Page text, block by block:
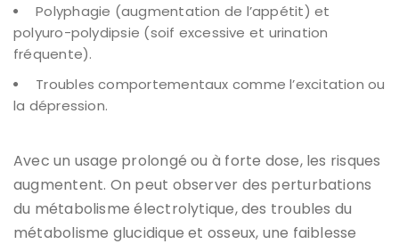
Polyphagie (augmentation de l’appétit) et
polyuro-polydipsie (soif excessive et urination
fréquente).
Troubles comportementaux comme l’excitation ou
la dépression.
Avec un usage prolongé ou à forte dose, les risques
augmentent. On peut observer des perturbations
du métabolisme électrolytique, des troubles du
métabolisme glucidique et osseux, une faiblesse